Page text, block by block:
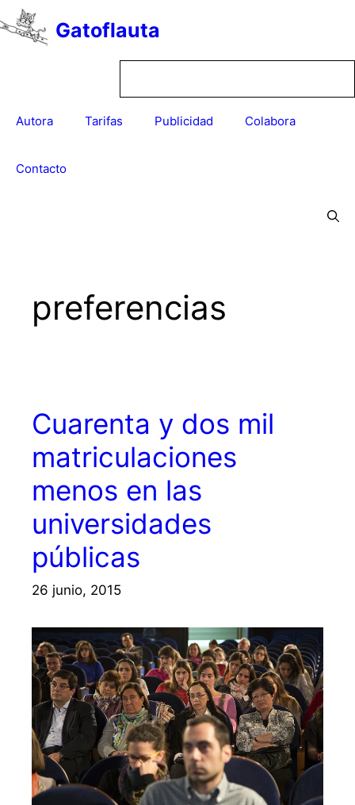
Saltar
al
contenido
Gatoflauta
Autora Tarifas Publicidad Colabora
Contacto
preferencias
Cuarenta y dos mil
matriculaciones
menos en las
universidades
públicas
26 junio, 2015